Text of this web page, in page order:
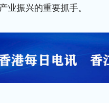
业振兴的重要抓手。